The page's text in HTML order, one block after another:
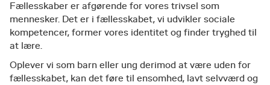
Fællesskaber er afgørende for vores trivsel som
mennesker. Det er i fællesskabet, vi udvikler sociale
kompetencer, former vores identitet og finder tryghed til
at lære.
Oplever vi som barn eller ung derimod at være uden for
fællesskabet, kan det føre til ensomhed, lavt selvværd og